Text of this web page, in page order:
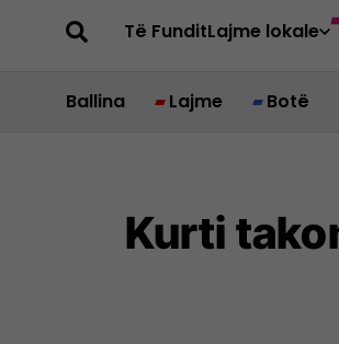
Të FunditLajme lokale
Ballina Lajme Botë
Kurti